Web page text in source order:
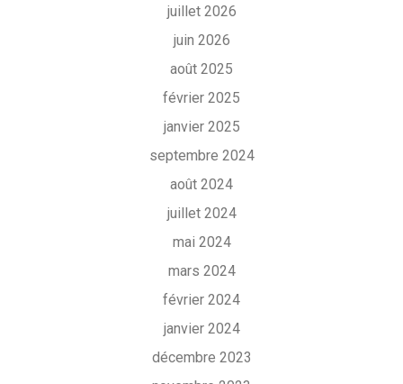
juillet 2026
juin 2026
août 2025
février 2025
janvier 2025
septembre 2024
août 2024
juillet 2024
mai 2024
mars 2024
février 2024
janvier 2024
décembre 2023